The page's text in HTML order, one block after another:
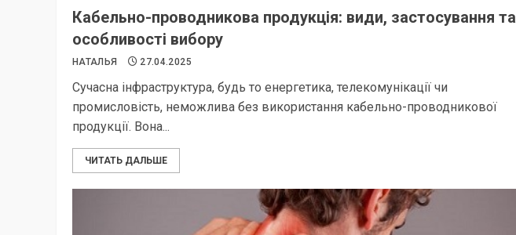
Кабельно-проводникова продукція: види, застосування та
особливості вибору
НАТАЛЬЯ 27.04.2025
Сучасна інфраструктура, будь то енергетика, телекомунікації чи
промисловість, неможлива без використання кабельно-проводникової
продукції. Вона...
ЧИТАТЬ ДАЛЬШЕ